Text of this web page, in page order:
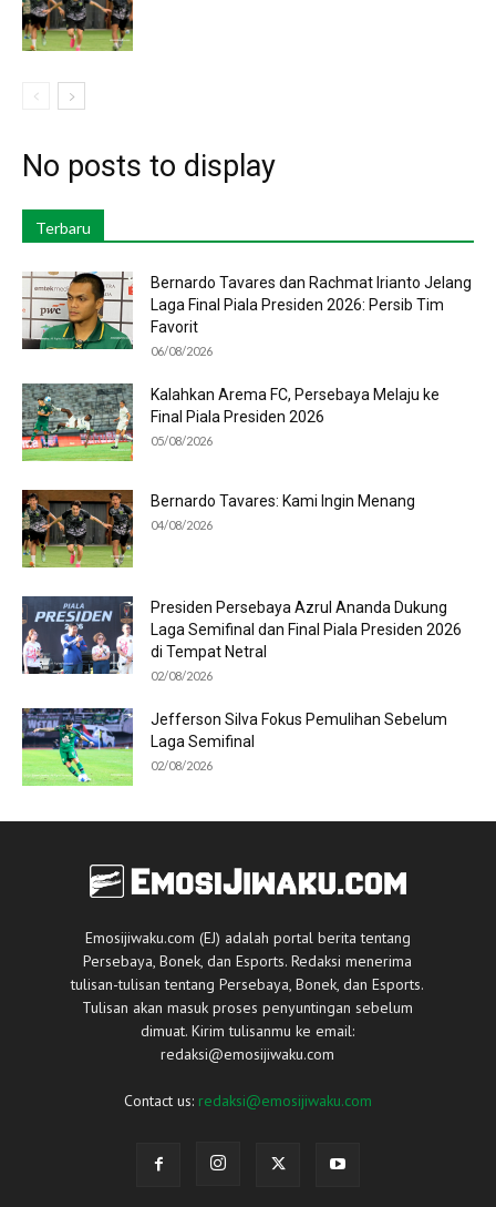
No posts to display
Terbaru
Bernardo Tavares dan Rachmat Irianto Jelang
Laga Final Piala Presiden 2026: Persib Tim
Favorit
06/08/2026
Kalahkan Arema FC, Persebaya Melaju ke
Final Piala Presiden 2026
05/08/2026
Bernardo Tavares: Kami Ingin Menang
04/08/2026
Presiden Persebaya Azrul Ananda Dukung
Laga Semifinal dan Final Piala Presiden 2026
di Tempat Netral
02/08/2026
Jefferson Silva Fokus Pemulihan Sebelum
Laga Semifinal
02/08/2026
Emosijiwaku.com (EJ) adalah portal berita tentang
Persebaya, Bonek, dan Esports. Redaksi menerima
tulisan-tulisan tentang Persebaya, Bonek, dan Esports.
Tulisan akan masuk proses penyuntingan sebelum
dimuat. Kirim tulisanmu ke email:
redaksi@emosijiwaku.com
Contact us: redaksi@emosijiwaku.com